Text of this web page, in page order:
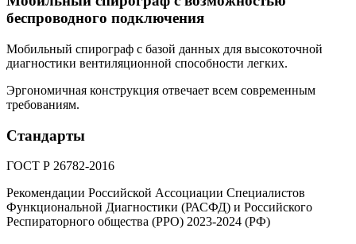
беспроводного подключения
Мобильный спирограф с базой данных для высокоточной
диагностики вентиляционной способности легких.
Эргономичная конструкция отвечает всем современным
требованиям.
Стандарты
ГОСТ Р 26782-2016
Рекомендации Российской Ассоциации Специалистов
Функциональной Диагностики (РАСФД) и Российского
Респираторного общества (РРО) 2023-2024 (РФ)